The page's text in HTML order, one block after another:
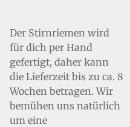
Der Stirnriemen wird
für dich per Hand
gefertigt, daher kann
die Lieferzeit bis zu ca. 8
Wochen betragen. Wir
bemühen uns natürlich
um eine